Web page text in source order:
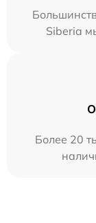
Siberia
Более 20